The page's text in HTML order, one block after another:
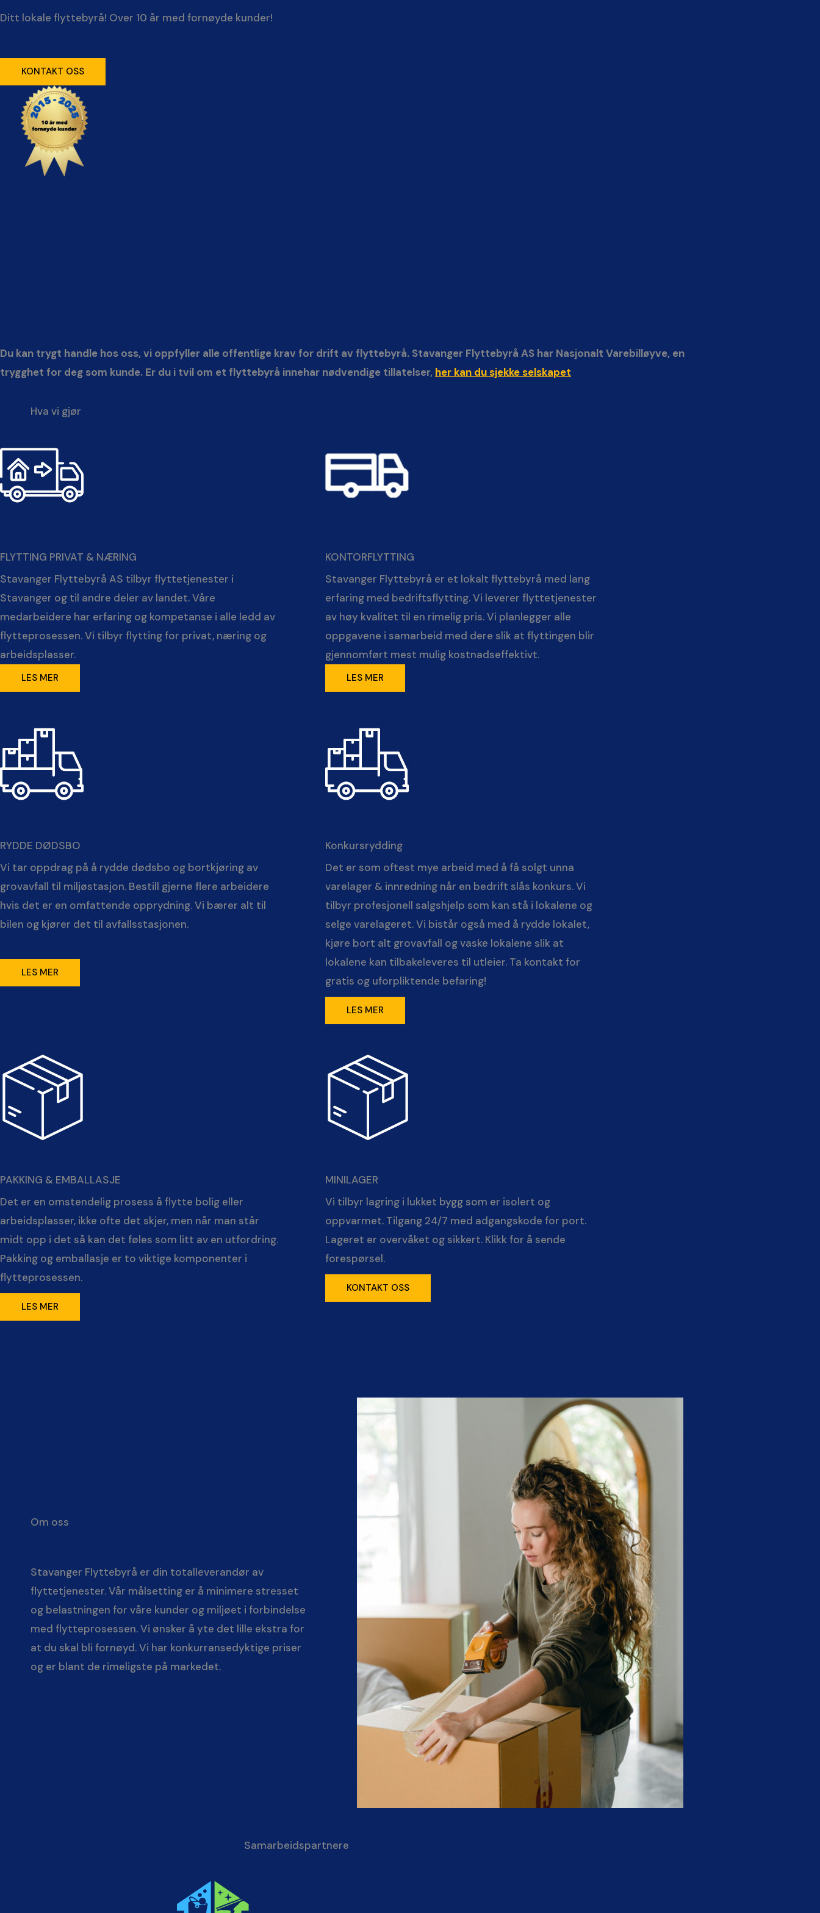
Ditt lokale flyttebyrå! Over 10 år med fornøyde kunder!
KONTAKT OSS
Du kan trygt handle hos oss, vi oppfyller alle offentlige krav for drift av flyttebyrå. Stavanger Flyttebyrå AS har Nasjonalt Varebilløyve, en
trygghet for deg som kunde. Er du i tvil om et flyttebyrå innehar nødvendige tillatelser, her kan du sjekke selskapet
Hva vi gjør
FLYTTING PRIVAT & NÆRING
Stavanger Flyttebyrå AS tilbyr flyttetjenester i
Stavanger og til andre deler av landet. Våre
medarbeidere har erfaring og kompetanse i alle ledd av
flytteprosessen. Vi tilbyr flytting for privat, næring og
arbeidsplasser.
LES MER
KONTORFLYTTING
Stavanger Flyttebyrå er et lokalt flyttebyrå med lang
erfaring med bedriftsflytting. Vi leverer flyttetjenester
av høy kvalitet til en rimelig pris. Vi planlegger alle
oppgavene i samarbeid med dere slik at flyttingen blir
gjennomført mest mulig kostnadseffektivt.
LES MER
RYDDE DØDSBO
Vi tar oppdrag på å rydde dødsbo og bortkjøring av
grovavfall til miljøstasjon. Bestill gjerne flere arbeidere
hvis det er en omfattende opprydning. Vi bærer alt til
bilen og kjører det til avfallsstasjonen.
LES MER
Konkursrydding
Det er som oftest mye arbeid med å få solgt unna
varelager & innredning når en bedrift slås konkurs. Vi
tilbyr profesjonell salgshjelp som kan stå i lokalene og
selge varelageret. Vi bistår også med å rydde lokalet,
kjøre bort alt grovavfall og vaske lokalene slik at
lokalene kan tilbakeleveres til utleier. Ta kontakt for
gratis og uforpliktende befaring!
LES MER
PAKKING & EMBALLASJE
Det er en omstendelig prosess å flytte bolig eller
arbeidsplasser, ikke ofte det skjer, men når man står
midt opp i det så kan det føles som litt av en utfordring.
Pakking og emballasje er to viktige komponenter i
flytteprosessen.
LES MER
MINILAGER
Vi tilbyr lagring i lukket bygg som er isolert og
oppvarmet. Tilgang 24/7 med adgangskode for port.
Lageret er overvåket og sikkert. Klikk for å sende
forespørsel.
KONTAKT OSS
Om oss
Stavanger Flyttebyrå er din totalleverandør av
flyttetjenester. Vår målsetting er å minimere stresset
og belastningen for våre kunder og miljøet i forbindelse
med flytteprosessen. Vi ønsker å yte det lille ekstra for
at du skal bli fornøyd. Vi har konkurransedyktige priser
og er blant de rimeligste på markedet.
Samarbeidspartnere